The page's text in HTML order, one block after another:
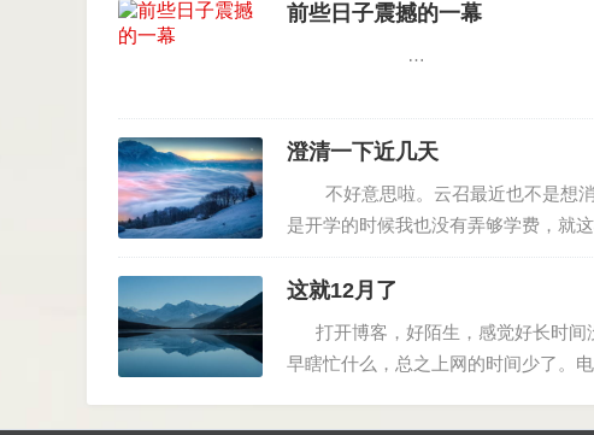
前些日子震撼的一幕
…
澄清一下近几天
不好意思啦。云召最近也不是想消
是开学的时候我也没有弄够学费，就
课不能选择，我们是学分制，我们系
这就12月了
打开博客，好陌生，感觉好长时间
早瞎忙什么，总之上网的时间少了。